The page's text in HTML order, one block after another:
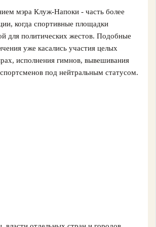
мэра Клуж-Напоки - часть более
когда спортивные площадки
для политических жестов. Подобные
уже касались участия целых
исполнения гимнов, вывешивания
под нейтральным статусом.